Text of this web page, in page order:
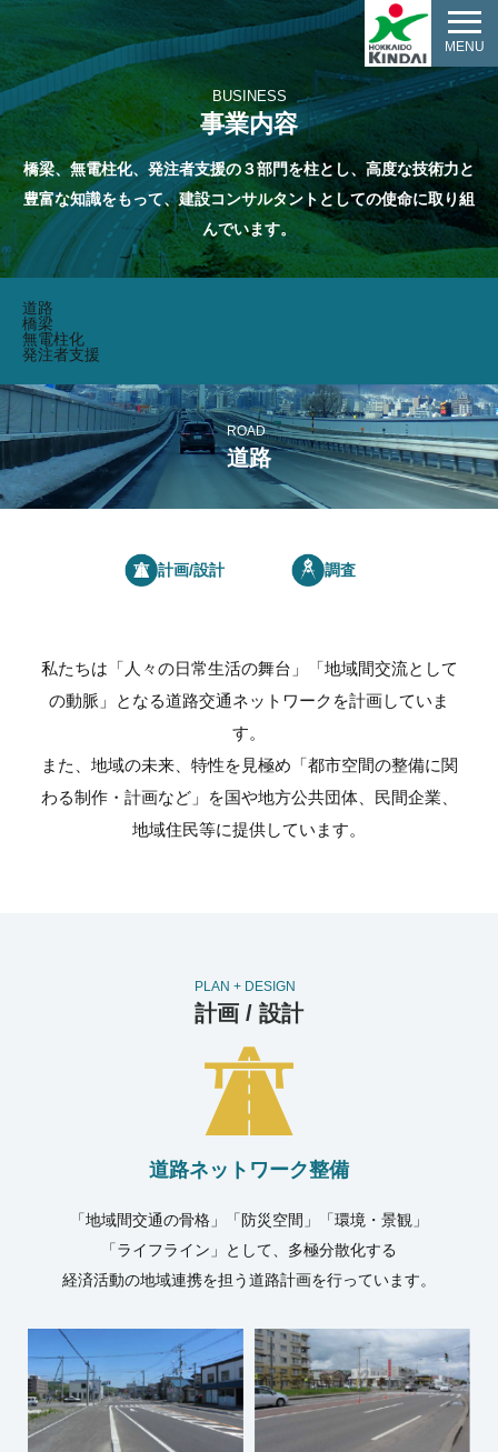
MENU
BUSINESS
事業内容
橋梁、無電柱化、発注者支援の３部門を柱とし、高度な技術力と
豊富な知識をもって、建設コンサルタントとしての使命に取り組
んでいます。
道路
橋梁
無電柱化
発注者支援
ROAD
道路
計画/設計 調査
私たちは「人々の日常生活の舞台」「地域間交流として
の動脈」となる道路交通ネットワークを計画していま
す。
また、地域の未来、特性を見極め「都市空間の整備に関
わる制作・計画など」を国や地方公共団体、民間企業、
地域住民等に提供しています。
PLAN + DESIGN
計画 / 設計
道路ネットワーク整備
「地域間交通の骨格」「防災空間」「環境・景観」
「ライフライン」として、多極分散化する
経済活動の地域連携を担う道路計画を行っています。